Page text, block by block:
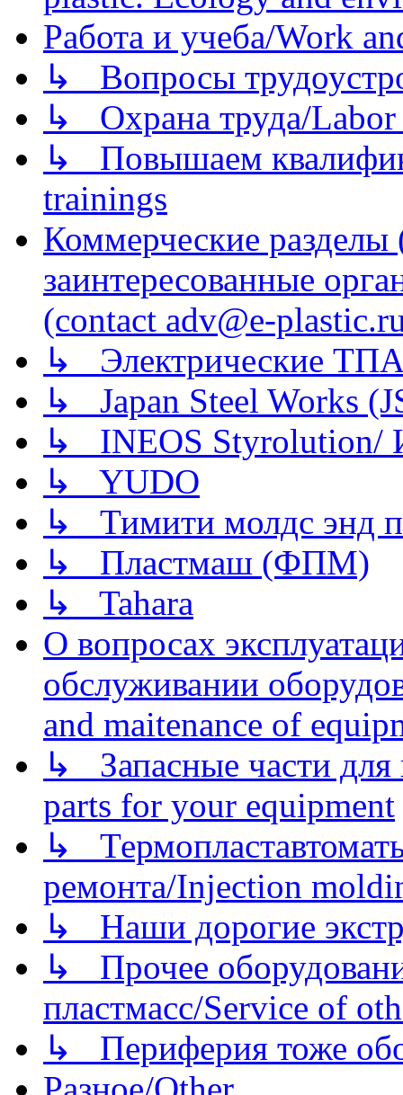
Работа и учеба/Work
↳ Вопросы
↳ Охрана труда/Labor
↳ Повышаем
trainings
Коммерческие
заинтересованные
(contact adv@e-
↳ Электрические
↳ Japan Steel Works
↳ INEOS
↳ YUDO
↳ Тимити молдс энд
↳ Пластмаш (ФПМ)
↳ Tahara
О вопросах
обслуживании
and maitenance of
↳ Запасные части для
parts for your equipment
↳
ремонта/Injection
↳ Наши дорогие
↳ Прочее
пластмасс/Service of
↳ Периферия тоже